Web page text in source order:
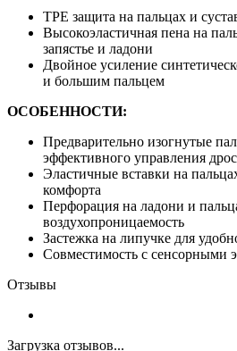
TPE защита на пальцах и
Высокоэластичная пена на
запястье и ладони
Двойное усиление
и большим пальцем
ОСОБЕННОСТИ:
Предварительно изогнутые
эффективного управления
Эластичные вставки на
комфорта
Перфорация на ладони и
воздухопроницаемость
Застежка на липучке для
Совместимость с сенсорными
Отзывы
Загрузка отзывов...